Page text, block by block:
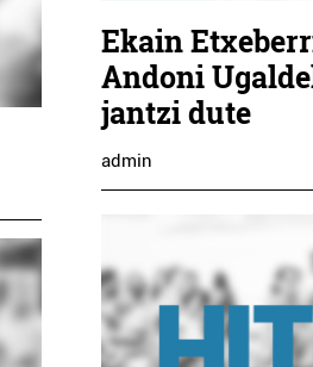
Ekain
Andoni
jantzi dute
admin